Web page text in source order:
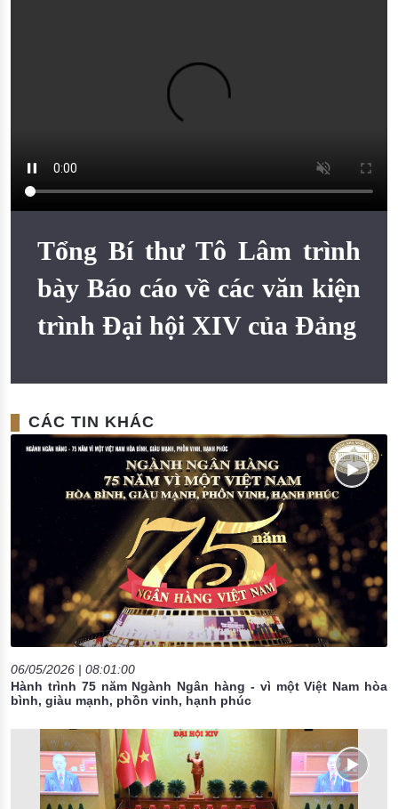
Tổng Bí thư Tô Lâm trình
bày Báo cáo về các văn kiện
trình Đại hội XIV của Đảng
CÁC TIN KHÁC
06/05/2026 | 08:01:00
Hành trình 75 năm Ngành Ngân hàng - vì một Việt Nam hòa
bình, giàu mạnh, phồn vinh, hạnh phúc